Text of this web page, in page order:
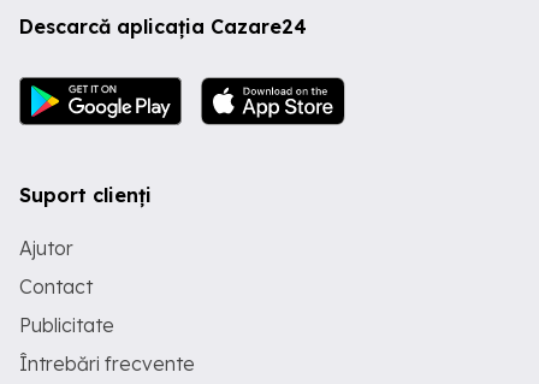
Descarcă aplicația Cazare24
Suport clienți
Ajutor
Contact
Publicitate
Întrebări frecvente